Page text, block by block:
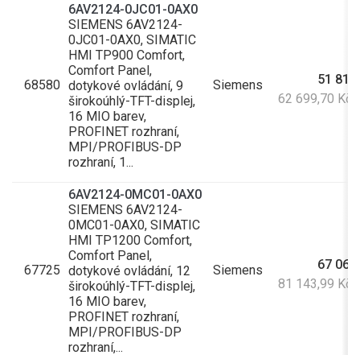
68580
6AV2124-0JC01-0AX0
SIEMENS 6AV2124-
0JC01-0AX0, SIMATIC
HMI TP900 Comfort,
Comfort Panel,
dotykové ovládání, 9
širokoúhlý-TFT-displej,
16 MIO barev,
PROFINET rozhraní,
MPI/PROFIBUS-DP
rozhraní, 1...
Siemens
51
62 699,70 Kč
67725
6AV2124-0MC01-0AX0
SIEMENS 6AV2124-
0MC01-0AX0, SIMATIC
HMI TP1200 Comfort,
Comfort Panel,
dotykové ovládání, 12
širokoúhlý-TFT-displej,
16 MIO barev,
PROFINET rozhraní,
MPI/PROFIBUS-DP
rozhraní,...
Siemens
67
81 143,99 Kč